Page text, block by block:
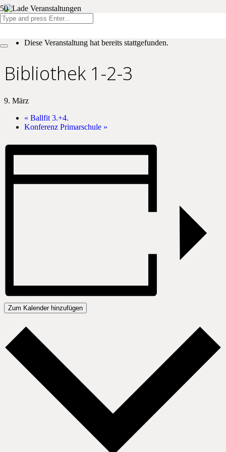
« Alle Veranstaltungen
Diese Veranstaltung hat bereits stattgefunden.
Bibliothek 1-2-3
9. März
« Ballfit 3.+4.
Konferenz Primarschule »
Zum Kalender hinzufügen